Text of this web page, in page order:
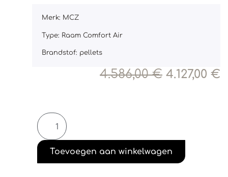
Merk: MCZ
Type: Raam Comfort Air
Brandstof: pellets
4.586,00€ 4.127,00 €
Toevoegen aan winkelwagen